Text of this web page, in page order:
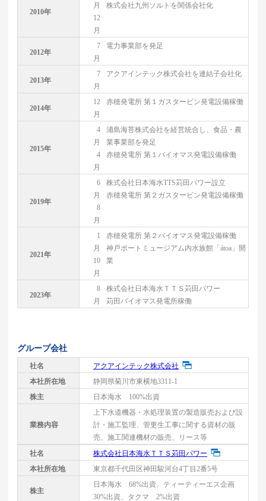
2010年
月
12
月
株式会社九州ソルトを関係会社化
2012年
7
月
電力事業部を発足
2013年
7
月
アクアインテック株式会社を連結子会社化
2014年
12
月
赤穂発電所 第１ガスタービン発電設備稼働
2015年
4
月
4
月
浦島海苔株式会社を経営統合し、食品・農
業事業部を発足
赤穂発電所 第１バイオマス発電設備稼働
2019年
6
月
8
月
株式会社日本海水TTS苅田パワー設立
赤穂発電所 第２ガスタービン発電設備稼働
2021年
1
月
10
月
赤穂発電所 第２バイオマス発電設備稼働
神戸ポートミュージアム内水族館「átoa」開
業
2023年
8
月
株式会社日本海水ＴＴＳ苅田パワー
苅田バイオマス発電所稼働
グループ会社
社名
アクアインテック株式会社
本社所在地
静岡県菊川市東横地3311-1
株主
日本海水 100%出資
業務内容
上下水道機器・水処理装置の製造販売および設
計・施工監理、管更生工事に関する資材の販
売、施工関連機材の販売、リース等
社名
株式会社日本海水ＴＴＳ苅田パワー
本社所在地
東京都千代田区神田駿河台4丁目2番5号
株主
日本海水 68%出資、ティーティーエス企画
30%出資、タクマ 2%出資